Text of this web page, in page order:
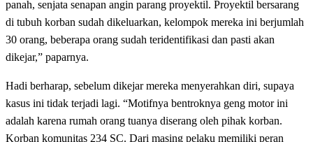
panah, senjata senapan angin parang proyektil. Proyektil bersarang
di tubuh korban sudah dikeluarkan, kelompok mereka ini berjumlah
30 orang, beberapa orang sudah teridentifikasi dan pasti akan
dikejar,” paparnya.
Hadi berharap, sebelum dikejar mereka menyerahkan diri, supaya
kasus ini tidak terjadi lagi. “Motifnya bentroknya geng motor ini
adalah karena rumah orang tuanya diserang oleh pihak korban.
Korban komunitas 234 SC. Dari masing pelaku memiliki peran